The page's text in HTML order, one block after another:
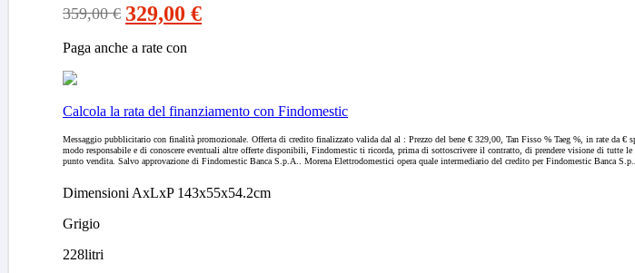
359,00€
Il
prezzo
originale
359,00 €.
329,00 €
Il
prezzo
attuale
329,00 €.
Paga anche a rate con
Calcola la rata del finanziamento con Findomestic
Messaggio pubblicitario con finalità promozionale. Offerta di credito finalizzato valida dal al : Prezzo del bene € 329,00, Tan Fisso % Taeg %, in rate da
modo responsabile e di conoscere eventuali altre offerte disponibili, Findomestic ti ricorda, prima di sottoscrivere il contratto, di prendere visione di
punto vendita. Salvo approvazione di Findomestic Banca S.p.A.. Morena Elettrodomestici opera quale intermediario del credito per Findomestic Banca
Dimensioni AxLxP 143x55x54.2cm
Grigio
228litri